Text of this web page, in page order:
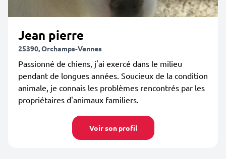
Jean pierre
25390, Orchamps-Vennes
Passionné de chiens, j'ai exercé dans le milieu
pendant de longues années. Soucieux de la condition
animale, je connais les problèmes rencontrés par les
propriétaires d'animaux familiers.
Voir son profil